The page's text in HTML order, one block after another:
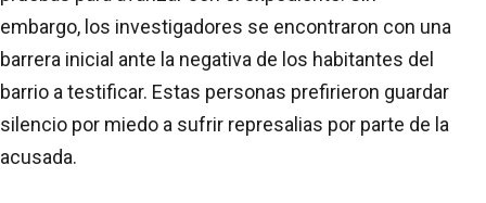
embargo, los investigadores se encontraron con una
barrera inicial ante la negativa de los habitantes del
barrio a testificar. Estas personas prefirieron guardar
silencio por miedo a sufrir represalias por parte de la
acusada.